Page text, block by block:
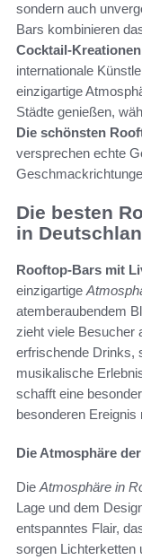
sondern auch
Bars kombinieren
Cocktail-Kreationen
internationale
einzigartige
Städte genießen,
Die schönsten
versprechen echte
Die besten
in
Rooftop-Bars mit
einzigartige
atemberaubendem
zieht viele Besucher
erfrischende Drinks,
musikalische
schafft eine
besonderen Ereignis
Die Atmosphäre
Die Atmosphäre in
Lage und dem
entspanntes Flair,
sorgen Lichterketten